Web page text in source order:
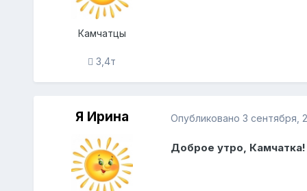
Камчатцы
3,4т
Я Ирина Опубликовано 3 сентября,
Доброе утро, Камчатка!